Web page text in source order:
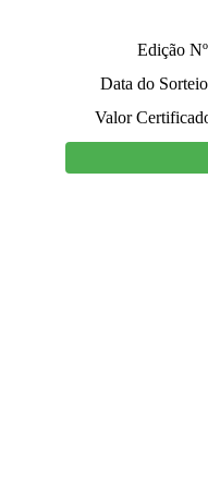
Edição
Data do
Valor